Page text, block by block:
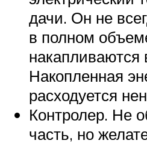
дачи. Он не
в полном
накапливаются
Накопленная
расходуется
Контролер. Не
часть, но